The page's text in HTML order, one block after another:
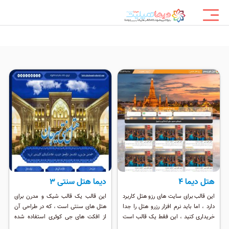
هتل دیما 4
این قالب برای سایت های رزو هتل کاربرد
دارد ، اما باید نرم افزار رزرو هتل را جدا
خریداری کنید ، این فقط یک قالب است
دیما هتل سنتی 3
این قالب یک قالب شیک و مدرن برای
هتل های سنتی است ، که در طراحی آن
از افکت های جی کوئری استفاده شده